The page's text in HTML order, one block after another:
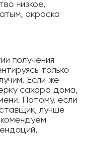
низкое,
окраска
получения
только
Если же
сахара дома,
Потому, если
лучше